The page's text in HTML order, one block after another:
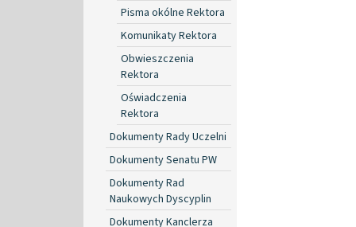
Pisma okólne Rektora
Komunikaty Rektora
Obwieszczenia
Rektora
Oświadczenia
Rektora
Dokumenty Rady Uczelni
Dokumenty Senatu PW
Dokumenty Rad
Naukowych Dyscyplin
Dokumenty Kanclerza